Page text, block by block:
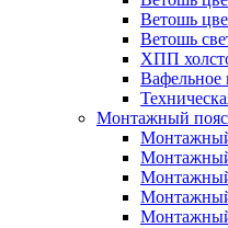
Ветошь
Ветошь
ХПП
Вафельное
Монтажный пояс
Монтажный